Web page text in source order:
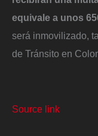
equivale a unos
será inmovilizado,
de Tránsito en
Source link